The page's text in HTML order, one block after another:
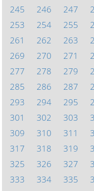
245
246 247
253
254 255
261
262 263
269
270 271
277
278 279
285
286 287
293
294 295
301
302 303
309
310 311
317
318 319
325
326 327
333
334 335